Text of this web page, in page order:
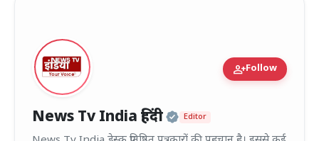
person_addFollow
News Tv India हिंदी Official | Verified
Editor